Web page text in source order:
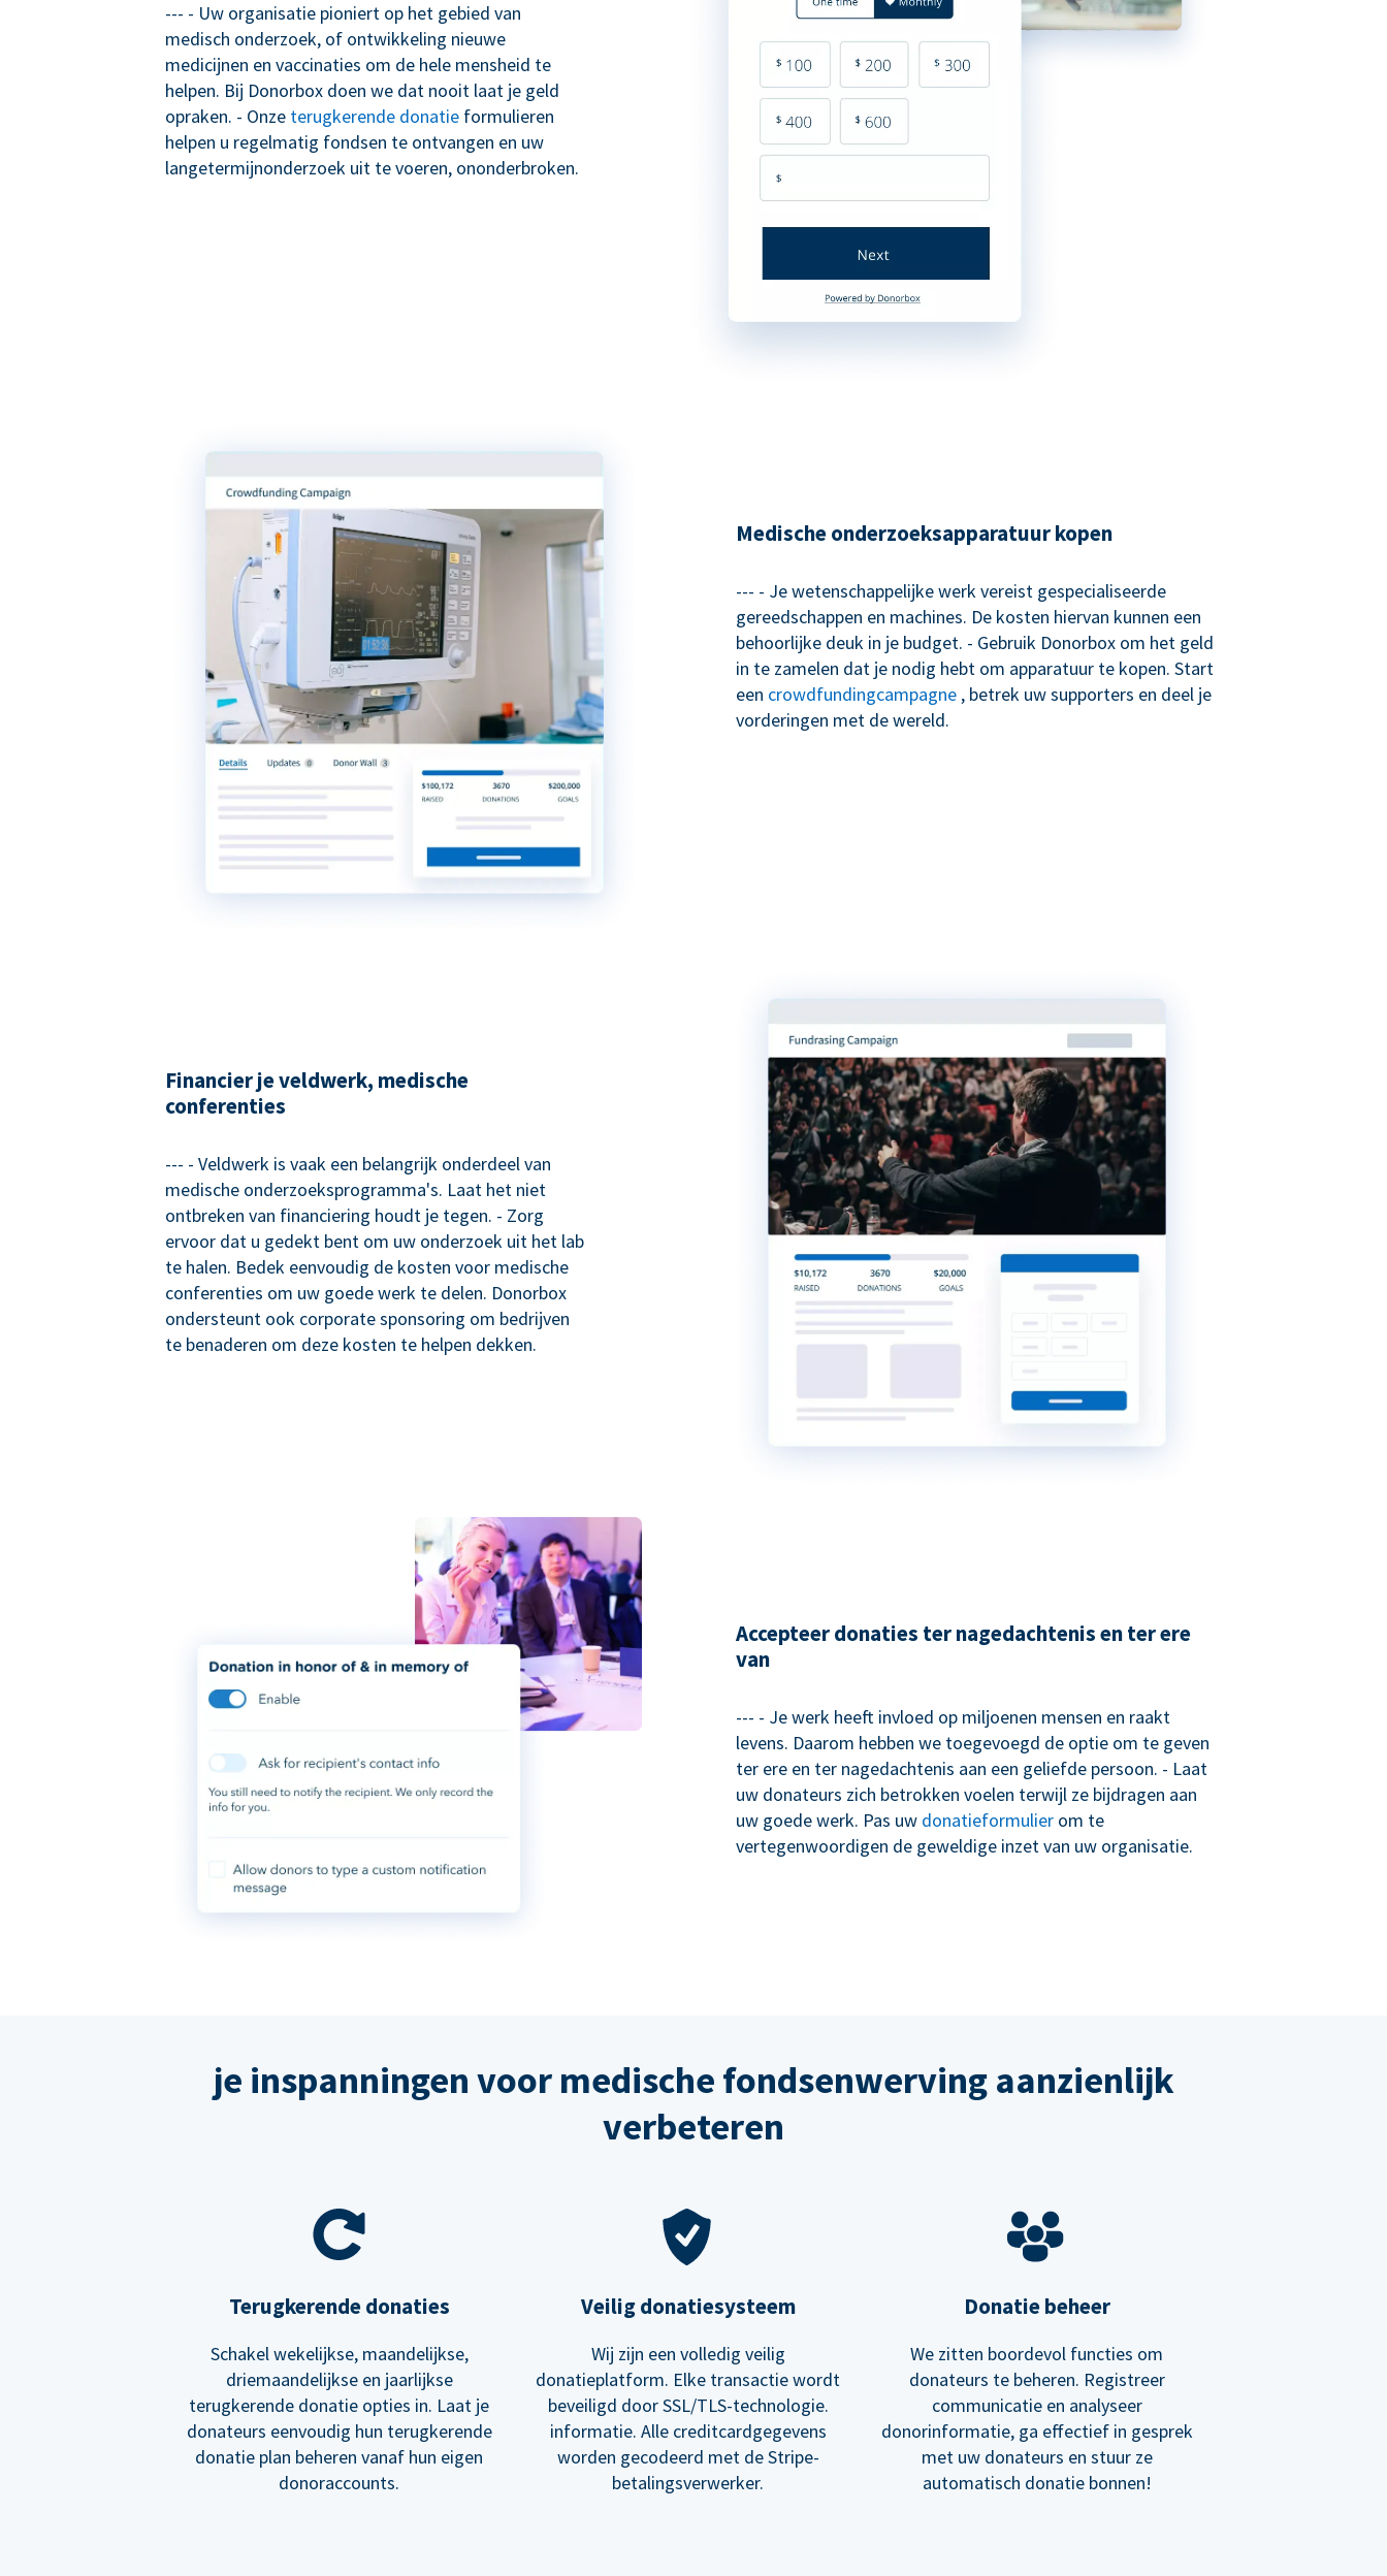
--- - Uw organisatie pioniert op het gebied van
medisch onderzoek, of ontwikkeling nieuwe
medicijnen en vaccinaties om de hele mensheid te
helpen. Bij Donorbox doen we dat nooit laat je geld
opraken. - Onze terugkerende donatie formulieren
helpen u regelmatig fondsen te ontvangen en uw
langetermijnonderzoek uit te voeren, ononderbroken.
Medische onderzoeksapparatuur kopen
--- - Je wetenschappelijke werk vereist gespecialiseerde
gereedschappen en machines. De kosten hiervan kunnen een
behoorlijke deuk in je budget. - Gebruik Donorbox om het geld
in te zamelen dat je nodig hebt om apparatuur te kopen. Start
een crowdfundingcampagne, betrek uw supporters en deel je
vorderingen met de wereld.
Financier je veldwerk, medische
conferenties
--- - Veldwerk is vaak een belangrijk onderdeel van
medische onderzoeksprogramma's. Laat het niet
ontbreken van financiering houdt je tegen. - Zorg
ervoor dat u gedekt bent om uw onderzoek uit het lab
te halen. Bedek eenvoudig de kosten voor medische
conferenties om uw goede werk te delen. Donorbox
ondersteunt ook corporate sponsoring om bedrijven
te benaderen om deze kosten te helpen dekken.
Accepteer donaties ter nagedachtenis en ter ere
van
--- - Je werk heeft invloed op miljoenen mensen en raakt
levens. Daarom hebben we toegevoegd de optie om te geven
ter ere en ter nagedachtenis aan een geliefde persoon. - Laat
uw donateurs zich betrokken voelen terwijl ze bijdragen aan
uw goede werk. Pas uw donatieformulierom te
vertegenwoordigen de geweldige inzet van uw organisatie.
je inspanningen voor medische fondsenwerving aanzienlijk
verbeteren
Terugkerende donaties
Schakel wekelijkse, maandelijkse,
driemaandelijkse en jaarlijkse
terugkerende donatie opties in. Laat je
donateurs eenvoudig hun terugkerende
donatie plan beheren vanaf hun eigen
donoraccounts.
Veilig donatiesysteem
Wij zijn een volledig veilig
donatieplatform. Elke transactie wordt
beveiligd door SSL/TLS-technologie.
informatie. Alle creditcardgegevens
worden gecodeerd met de Stripe-
betalingsverwerker.
Donatie beheer
We zitten boordevol functies om
donateurs te beheren. Registreer
communicatie en analyseer
donorinformatie, ga effectief in gesprek
met uw donateurs en stuur ze
automatisch donatie bonnen!